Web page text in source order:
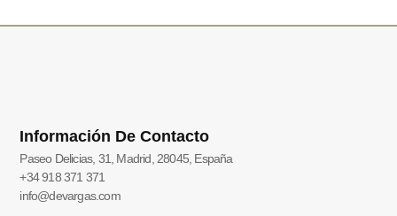
Información De Contacto
Paseo Delicias, 31, Madrid, 28045, España
+34 918 371 371
info@devargas.com